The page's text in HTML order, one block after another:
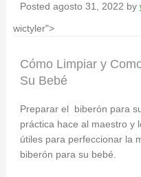
Posted agosto 31, 2022 by
wictyler">
Cómo Limpiar y
Su Bebé
Preparar el biberón para
práctica hace al maestro y
útiles para perfeccionar la
biberón para su bebé.